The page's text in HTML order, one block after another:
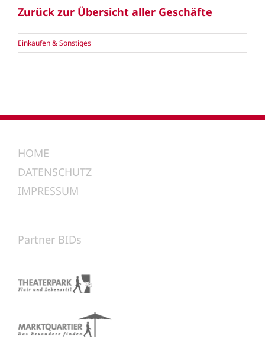
Zurück zur Übersicht aller Geschäfte
Einkaufen & Sonstiges
HOME
DATENSCHUTZ
IMPRESSUM
Partner BIDs